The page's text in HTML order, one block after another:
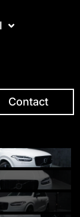
Contact